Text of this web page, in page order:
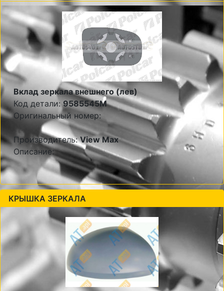
Вклад зеркала внешнего (лев)
Код детали:9585545M
Оригинальный номер:
Производитель:View Max
Описание:
КРЫШКА ЗЕРКАЛА